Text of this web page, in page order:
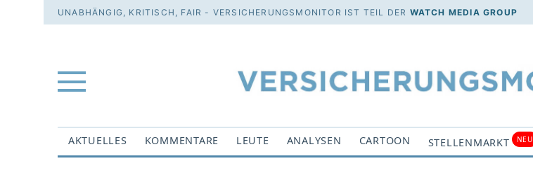
UNABHÄNGIG, KRITISCH, FAIR - VERSICHERUNGSMONITOR IST TEIL DER WATCH MEDIA GROUP
AKTUELLES KOMMENTARE LEUTE ANALYSEN CARTOON STELLENMARKT NEU